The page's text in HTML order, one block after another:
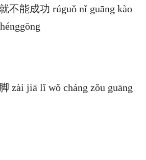
不能成功 rúguǒ nǐ guāng kào
zài jiā lǐ wǒ cháng zǒu guāng